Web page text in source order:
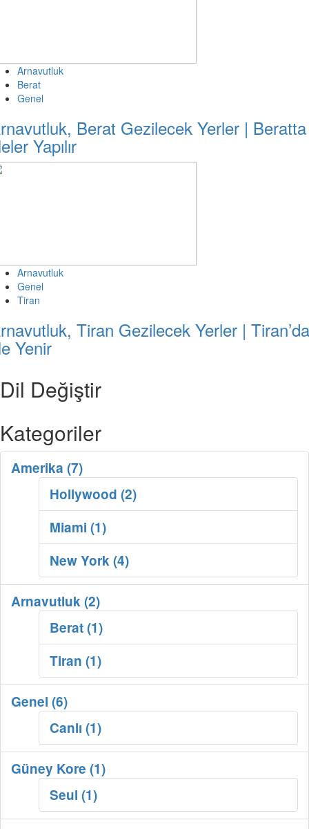
Arnavutluk
Berat
Genel
Berat Gezilecek Yerler | Beratta
Yapılır
Arnavutluk
Genel
Tiran
Tiran Gezilecek Yerler | Tiran’da
Yenir
Dil Değiştir
Kategoriler
Amerika (7)
Hollywood (2)
Miami (1)
New York (4)
Arnavutluk (2)
Berat (1)
Tiran (1)
Genel (6)
Canlı (1)
Güney Kore (1)
Seul (1)